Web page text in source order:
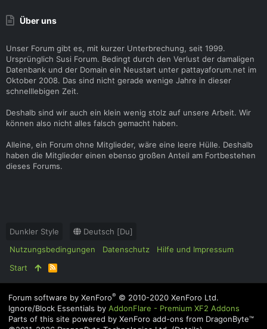
Über uns
Unser Forum gibt es, mit kurzer Unterbrechung, seit 1999.
Ursprünglich Susi Forum. Bedingt durch den Verlust der damaligen
Datenbank und der Domain ein Neustart unter pattayaforum.net im
Oktober 2008. Das sind nicht gerade wenige Jahre in dieser
schnelllebigen Zeit.
Deshalb sind wir auch ein klein wenig stolz auf unsere Arbeit. Wir
können also nicht alles falsch gemacht haben.
Alleine, ein Forum ohne Mitglieder, wäre eine leere Hülle. Deshalb
haben die Mitglieder einen ebenso großen Anteil am Fortbestehen
dieses Forums.
Dunkler Style
Deutsch [Du]
Nutzungsbedingungen
Datenschutz
Hilfe und Impressum
Start
R
S
S
Forum software by XenForo® © 2010-2020 XenForo Ltd.
Ignore/Block Essentials by AddonFlare - Premium XF2 Addons
Parts of this site powered by XenForo add-ons from DragonByte™